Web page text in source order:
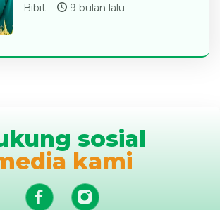
Bibit 9 bulan lalu
sosial
kami